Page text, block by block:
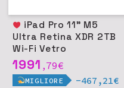
Ultra Retina XDR 2TB
Wi-Fi Vetro
nanotexture - Nero
siderale
1991 ,79€
MIGLIORE -467,21€